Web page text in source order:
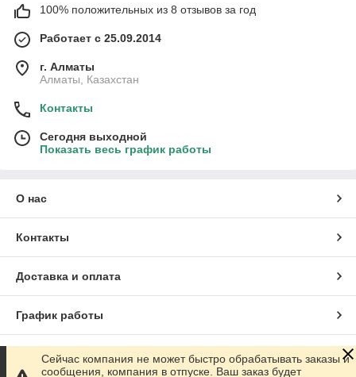
100% положительных из 8 отзывов за год
Работает с 25.09.2014
г. Алматы
Алматы, Казахстан
Контакты
Сегодня выходной
Показать весь график работы
О нас
Контакты
Доставка и оплата
График работы
Полная версия сайта
Сейчас компания не может быстро обрабатывать заказы и
сообщения, компания в отпуске. Ваш заказ будет